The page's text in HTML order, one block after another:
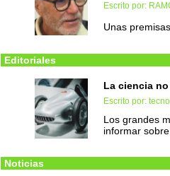
Escrito por:
Unas
Editoriales
La ciencia
Escrito por:
Los grandes
informar
Noticias